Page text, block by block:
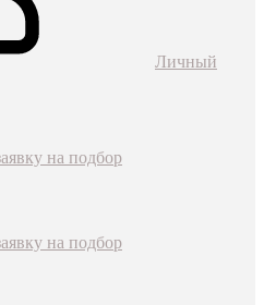
Личный
на подбор
на подбор